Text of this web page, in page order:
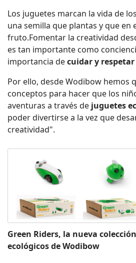
Los juguetes marcan la vida de
una semilla que plantas y que en
fruto.Fomentar la creatividad
es tan importante como
importancia decuidar y
Por ello, desde Wodibow hemos
conceptos para hacer que los
aventuras a través de juguetes
poder divertirse a la vez que
creatividad".
Green Riders, la nueva
ecológicos de Wodibow